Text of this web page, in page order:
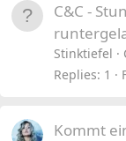
C&C -
Stinktiefel
Replies 1
Kommt